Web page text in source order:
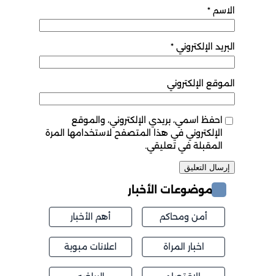
الاسم *
البريد الإلكتروني *
الموقع الإلكتروني
احفظ اسمي، بريدي الإلكتروني، والموقع
الإلكتروني في هذا المتصفح لاستخدامها المرة
المقبلة في تعليقي.
موضوعات الأخبار
أمن ومحاكم أهم الأخبار
اخبار المراة اعلانات مبوبة